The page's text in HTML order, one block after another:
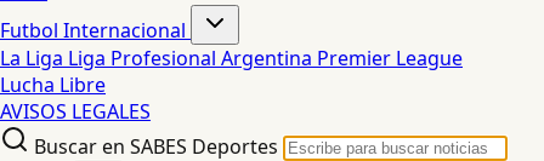
Futbol Internacional
La Liga Liga Profesional Argentina Premier League
Lucha Libre
AVISOS LEGALES
Buscar en SABES Deportes